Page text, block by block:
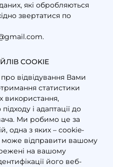
які обробляються
звертатися по
.
COOKIE
відвідування Вами
статистики
використання,
і адаптації до
Ми робимо це за
одна з яких – cookie-
може відправити вашому
на вашому
його веб-